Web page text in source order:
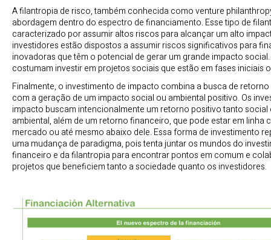
A filantropia de risco, também conhecida como venture
abordagem dentro do espectro de financiamento. Esse tipo de
caracterizado por assumir altos riscos para alcançar um alto
investidores estão dispostos a assumir riscos significativos para
inovadoras que têm o potencial de gerar um grande impacto social.
costumam investir em projetos sociais que estão em fases iniciais
Finalmente, o investimento de impacto combina a busca de
com a geração de um impacto social ou ambiental positivo. Os
impacto buscam intencionalmente um retorno positivo tanto social
ambiental, além de um retorno financeiro, que pode estar em linha
mercado ou até mesmo abaixo dele. Essa forma de investimento
uma mudança de paradigma, pois tenta juntar os mundos do
financeiro e da filantropia para encontrar pontos em comum e
projetos que beneficiem tanto a sociedade quanto os investidores.